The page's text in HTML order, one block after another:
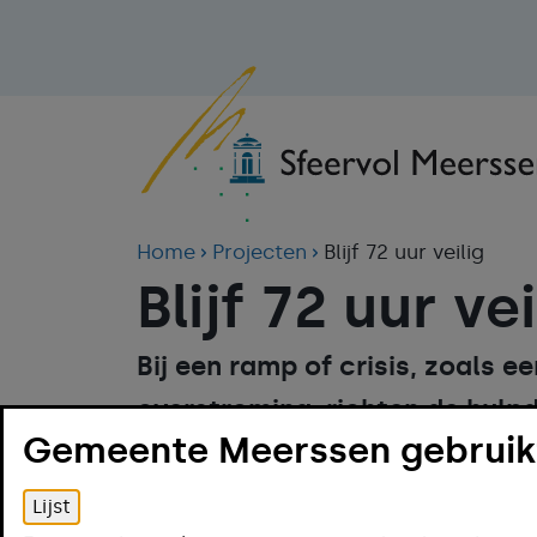
Home Projecten Blijf 72 uur veilig
Blijf 72 uur
Bij een ramp of crisis, zoals
overstroming, richten de
levensbedreigende situaties.
Gemeente Meerssen
Lijst